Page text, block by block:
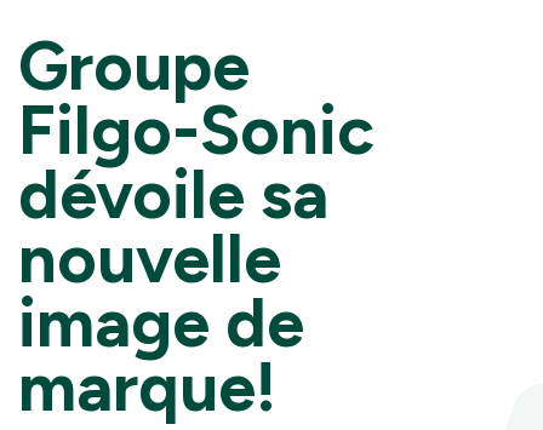
Groupe
Filgo-Sonic
dévoile sa
nouvelle
image de
marque!